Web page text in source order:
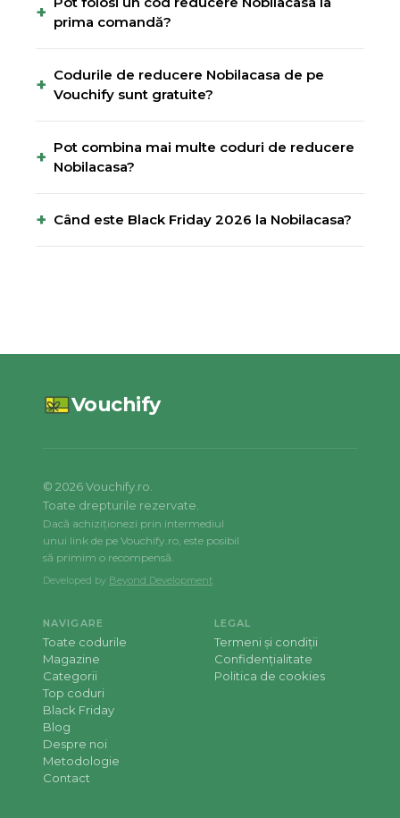
+ prima comandă?
+ Codurile de reducere Nobilacasa de pe
Vouchify sunt gratuite?
+ Pot combina mai multe coduri de reducere
Nobilacasa?
+ Când este Black Friday 2026 la Nobilacasa?
Vouchify
© 2026Vouchify.ro.
Toate drepturile rezervate.
Dacă achiziționezi prin intermediul
unui link de pe Vouchify.ro, este posibil
să primim o recompensă.
Developed by Beyond Development
NAVIGARE
Toate codurile
Magazine
Categorii
Top coduri
Black Friday
Blog
Despre noi
Metodologie
Contact
LEGAL
Termeni și condiții
Confidențialitate
Politica de cookies